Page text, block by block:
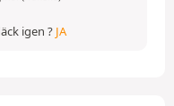
igen ? JA